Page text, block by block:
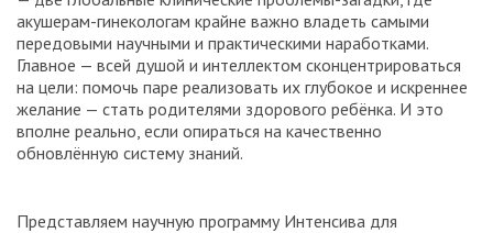
акушерам-гинекологам крайне важно владеть самыми
передовыми научными и практическими наработками.
Главное — всей душой и интеллектом сконцентрироваться
на цели: помочь паре реализовать их глубокое и искреннее
желание — стать родителями здорового ребёнка. И это
вполне реально, если опираться на качественно
обновлённую систему знаний.
Представляем научную программу Интенсива для